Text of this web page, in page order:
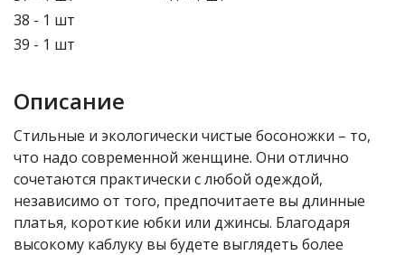
38 - 1 шт
39 - 1 шт
Описание
Стильные и экологически чистые босоножки – то,
что надо современной женщине. Они отлично
сочетаются практически с любой одеждой,
независимо от того, предпочитаете вы длинные
платья, короткие юбки или джинсы. Благодаря
высокому каблуку вы будете выглядеть более